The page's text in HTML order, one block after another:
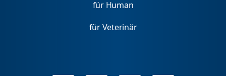
für Human
für Veterinär